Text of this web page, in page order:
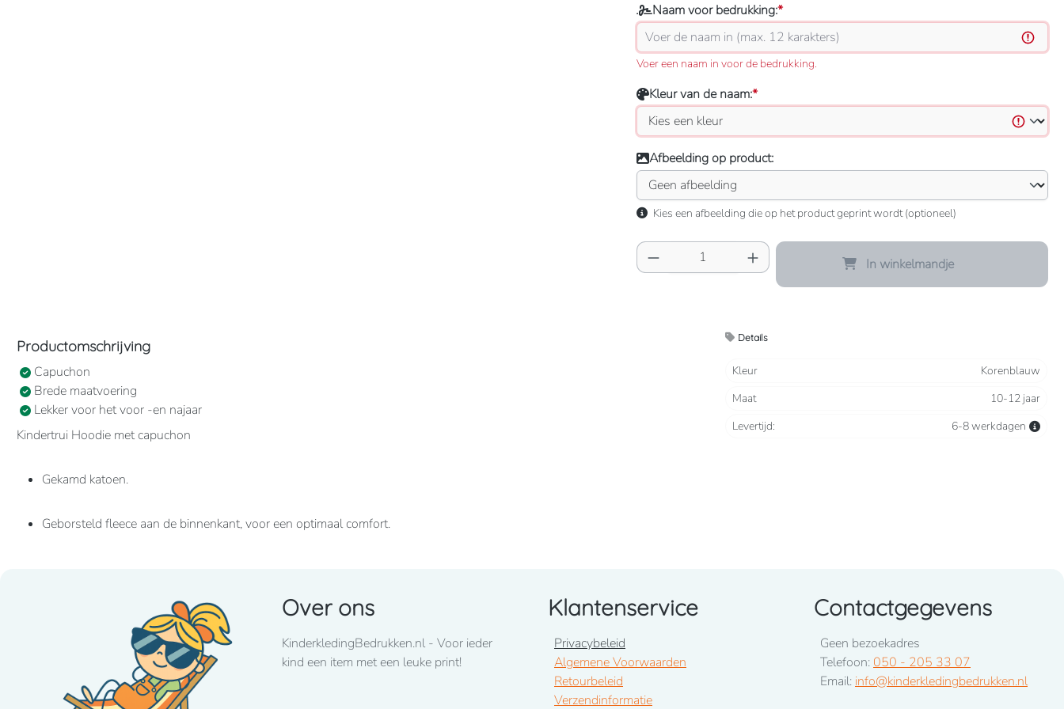
Naam voor bedrukking:*
Voer een naam in voor de bedrukking.
Kleur van de naam:*
Afbeelding op product:
Kies een afbeelding die op het product geprint wordt (optioneel)
Producthoeveelheid: Voer de gewenste
In winkelmandje
Productomschrijving
Capuchon
Brede maatvoering
Lekker voor het voor -en najaar
Kindertrui Hoodie met capuchon
Gekamd katoen.
Geborsteld fleece aan de binnenkant, voor een optimaal comfort.
80% katoen / 20% polyester Geborsteld fleece aan de binnenkant. Ingezette mouwen. Gevoerde capuchon.
Kangoeroezakken. Ribboord aan mouwuiteinden en aan de onderkant.
Details
Kleur
Korenblauw
Maat
10-12 jaar
Levertijd:
6-8 werkdagen
Over ons
KinderkledingBedrukken.nl - Voor ieder
kind een item met een leuke print!
Klantenservice
Privacybeleid
Algemene Voorwaarden
Retourbeleid
Verzendinformatie
Contactgegevens
Geen bezoekadres
Telefoon: 050 - 205 33 07
Email: info@kinderkledingbedrukken.nl